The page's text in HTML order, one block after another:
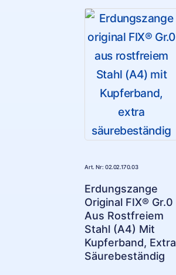
Erdungszange
Original FIX® Gr.0
Aus Rostfreiem
Stahl (A4) Mit
Kupferband, Extra
Säurebeständig
Art. Nr: 02.02.170.03